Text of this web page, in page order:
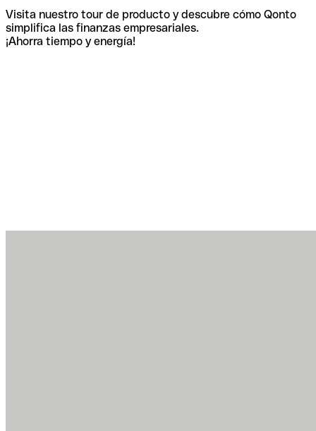
Visita nuestro tour de producto y descubre cómo Qonto
simplifica las finanzas empresariales.
¡Ahorra tiempo y energía!